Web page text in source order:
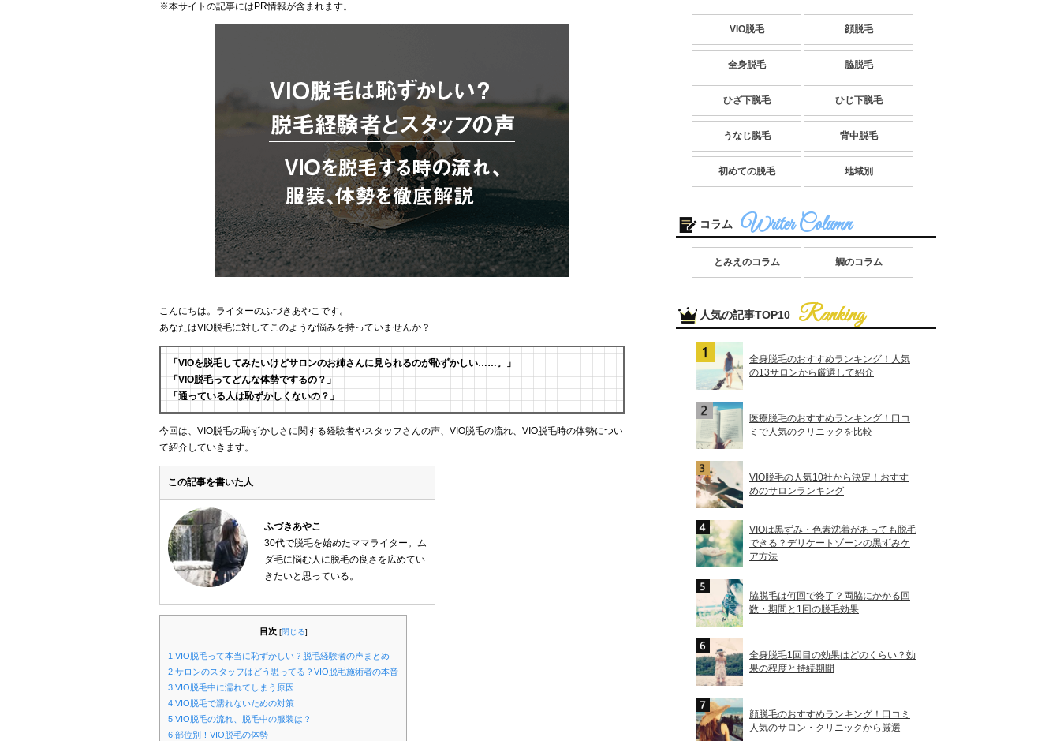
※本サイトの記事にはPR情報が含まれます。
こんにちは。ライターのふづきあやこです。
あなたはVIO脱毛に対してこのような悩みを持っていませんか？
「VIOを脱毛してみたいけどサロンのお姉さんに見られるのが恥ずかしい……。」
「VIO脱毛ってどんな体勢でするの？」
「通っている人は恥ずかしくないの？」
今回は、VIO脱毛の恥ずかしさに関する経験者やスタッフさんの声、VIO脱毛の流れ、VIO脱毛時の体勢につい
て紹介していきます。
この記事を書いた人
ふづきあやこ
30代で脱毛を始めたママライター。ム
ダ毛に悩む人に脱毛の良さを広めてい
きたいと思っている。
目次 [閉じる]
1.VIO脱毛って本当に恥ずかしい？脱毛経験者の声まとめ
2.サロンのスタッフはどう思ってる？VIO脱毛施術者の本音
3.VIO脱毛中に濡れてしまう原因
4.VIO脱毛で濡れないための対策
5.VIO脱毛の流れ、脱毛中の服装は？
6.部位別！VIO脱毛の体勢
VIO脱毛 顔脱毛
全身脱毛 脇脱毛
ひざ下脱毛 ひじ下脱毛
うなじ脱毛 背中脱毛
初めての脱毛 地域別
コラム
とみえのコラム 鯛のコラム
人気の記事TOP10
全身脱毛のおすすめランキング！人気
の13サロンから厳選して紹介
医療脱毛のおすすめランキング！口コ
ミで人気のクリニックを比較
VIO脱毛の人気10社から決定！おすす
めのサロンランキング
VIOは黒ずみ・色素沈着があっても脱毛
できる？デリケートゾーンの黒ずみケ
ア方法
脇脱毛は何回で終了？両脇にかかる回
数・期間と1回の脱毛効果
全身脱毛1回目の効果はどのくらい？効
果の程度と持続期間
顔脱毛のおすすめランキング！口コミ
人気のサロン・クリニックから厳選